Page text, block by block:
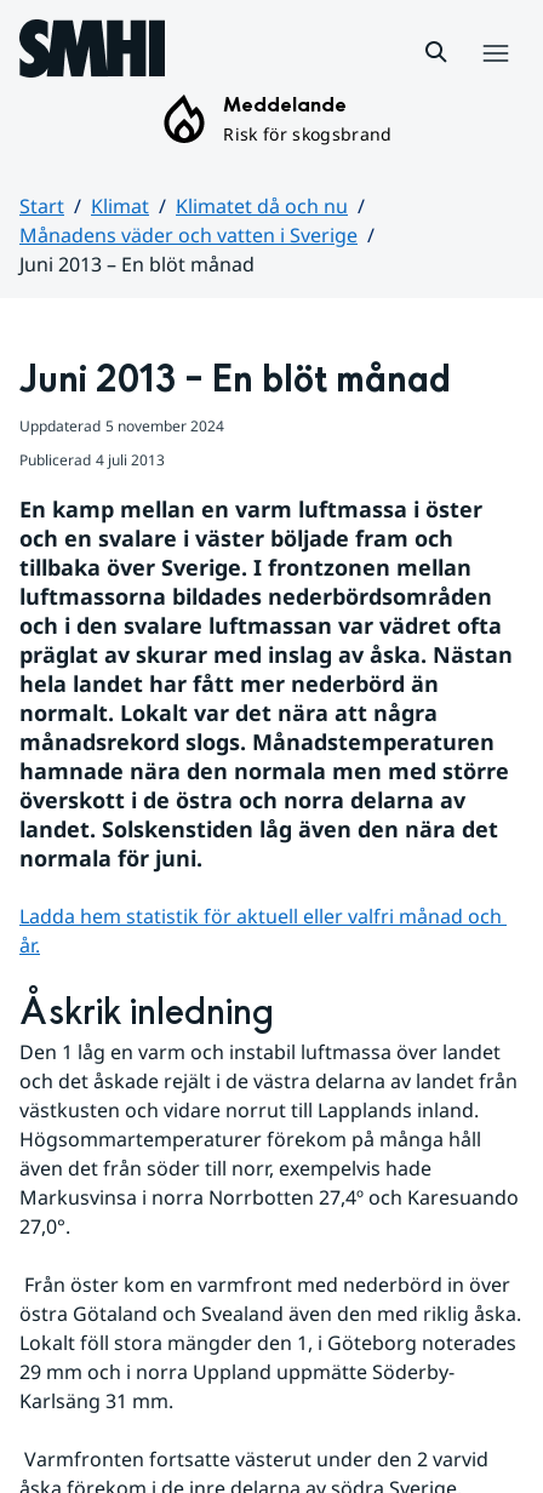
Hoppa till sidans innehåll
Meddelande
Risk för skogsbrand
Start Klimat
Klimatet då och nu
Månadens väder och vatten i Sverige
Juni 2013 – En blöt månad
Juni 2013 – En blöt månad
Uppdaterad 5 november 2024
Publicerad 4 juli 2013
En kamp mellan en varm luftmassa i öster
och en svalare i väster böljade fram och
tillbaka över Sverige. I frontzonen mellan
luftmassorna bildades nederbördsområden
och i den svalare luftmassan var vädret ofta
präglat av skurar med inslag av åska. Nästan
hela landet har fått mer nederbörd än
normalt. Lokalt var det nära att några
månadsrekord slogs. Månadstemperaturen
hamnade nära den normala men med större
överskott i de östra och norra delarna av
landet. Solskenstiden låg även den nära det
normala för juni.
Ladda hem statistik för aktuell eller valfri månad och
år.
Åskrik inledning
Den 1 låg en varm och instabil luftmassa över landet
och det åskade rejält i de västra delarna av landet från
västkusten och vidare norrut till Lapplands inland.
Högsommartemperaturer förekom på många håll
även det från söder till norr, exempelvis hade
Markusvinsa i norra Norrbotten 27,4º och Karesuando
27,0°.
östra Götaland och Svealand även den med riklig åska.
Lokalt föll stora mängder den 1, i Göteborg noterades
29 mm och i norra Uppland uppmätte Söderby-
Karlsäng 31 mm.